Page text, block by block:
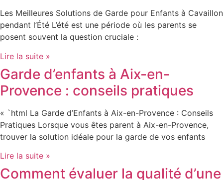
Les Meilleures Solutions de Garde pour Enfants à Cavaillon
pendant l’Été L’été est une période où les parents se
posent souvent la question cruciale :
Lire la suite »
Garde d’enfants à Aix-en-
Provence : conseils pratiques
« `html La Garde d’Enfants à Aix-en-Provence : Conseils
Pratiques Lorsque vous êtes parent à Aix-en-Provence,
trouver la solution idéale pour la garde de vos enfants
Lire la suite »
Comment évaluer la qualité d’une